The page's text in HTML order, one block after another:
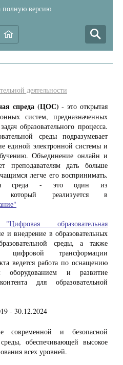
полную версию
деятельности
спреда (ЦОС) - это открытая
систем, предназначенных
образовательного процесса.
среды подразумевает
единой электронной системы и
Объединение онлайн и
преподавателям дать больше
легче его воспринимать.
среда - это один из
который реализуется в
образовательная
и внедрение в образовательных
среды, а также
цифровой трансформации
ведется работа по оснащению
оборудованием и развитие
для образовательной
- 30.12.2024
современной и безопасной
обеспечивающей высокое
всех уровней.